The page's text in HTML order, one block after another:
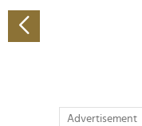
haben oder die sie
gesammelt haben.
Advertisement